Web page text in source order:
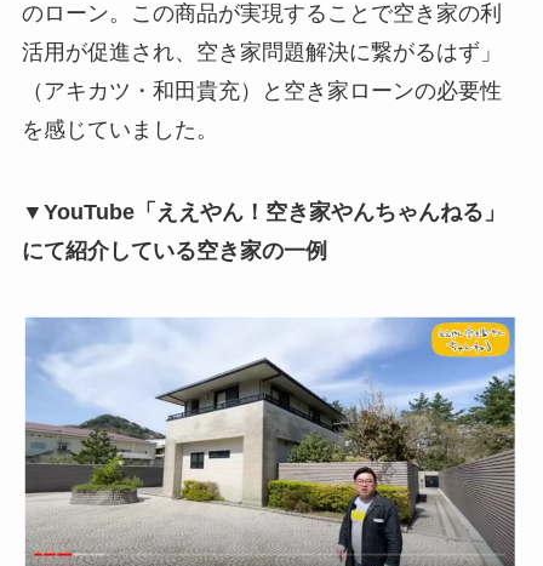
のローン。この商品が実現することで空き家の利
活用が促進され、空き家問題解決に繋がるはず」
（アキカツ・和田貴充）と空き家ローンの必要性
を感じていました。
▼YouTube「ええやん！空き家やんちゃんねる」
にて紹介している空き家の一例